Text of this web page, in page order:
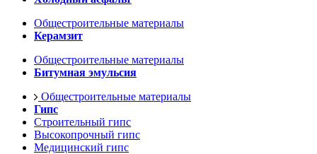
Общестроительные материалы
Керамзит
Общестроительные материалы
Битумная эмульсия
Общестроительные материалы
Гипс
Строительный гипс
Высокопрочный гипс
Медицинский гипс